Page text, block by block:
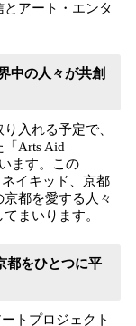
アート・エンタ
中の人々が共創
入れる予定で、
Arts Aid
ます。この
イキッド、京都
都を愛する人々
まいります。
都をひとつに平
トプロジェクト